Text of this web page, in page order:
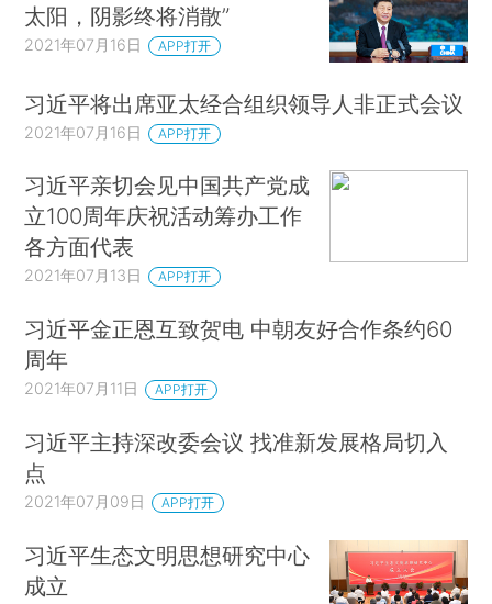
太阳，阴影终将消散”
2021年07月16日 APP打开
习近平将出席亚太经合组织领导人非正式会议
2021年07月16日 APP打开
习近平亲切会见中国共产党成
立100周年庆祝活动筹办工作
各方面代表
2021年07月13日 APP打开
习近平金正恩互致贺电 中朝友好合作条约60
周年
2021年07月11日 APP打开
习近平主持深改委会议 找准新发展格局切入
点
2021年07月09日 APP打开
习近平生态文明思想研究中心
成立